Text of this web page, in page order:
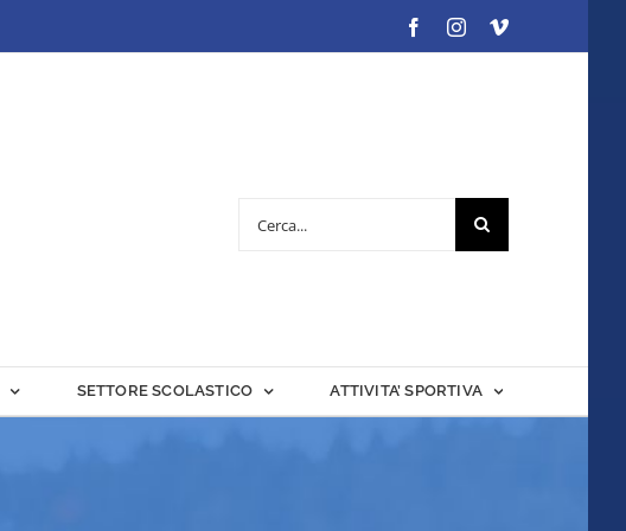
FacebookInstagramVimeo
SETTORE SCOLASTICO ATTIVITA’ SPORTIVA